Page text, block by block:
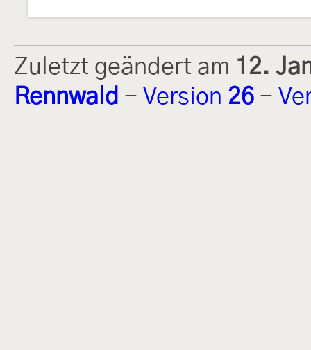
Zuletzt geändert am 12.
Rennwald - Version 26 -